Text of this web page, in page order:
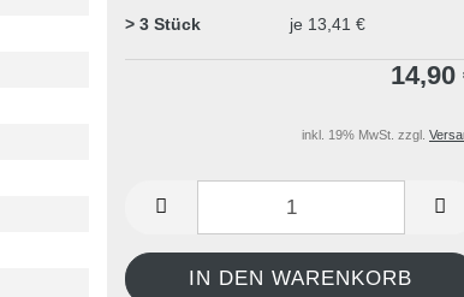
> 3 Stück
je 13,41 €
14,90
inkl. 19% MwSt. zzgl.